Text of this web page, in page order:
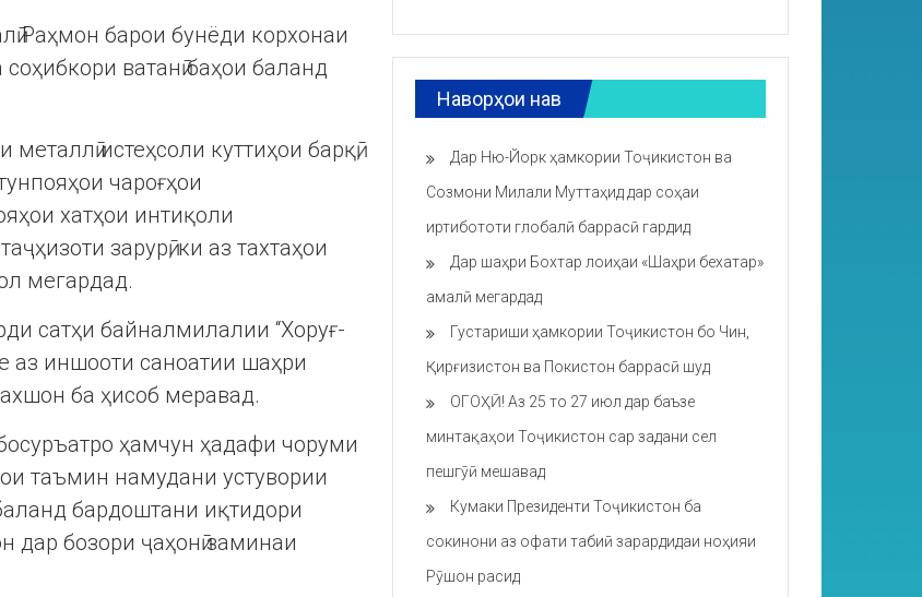
Раҳмон барои бунёди корхонаи
соҳибкори ватанӣ баҳои баланд
истеҳсоли куттиҳои барқӣ,
чароғҳои
хатҳои интиқоли
зарурӣ, ки аз тахтаҳои
мегардад.
сатҳи байналмилалии “Хоруғ-
аз иншооти саноатии шаҳри
ба ҳисоб меравад.
ҳамчун ҳадафи чоруми
таъмин намудани устувории
бардоштани иқтидори
дар бозори ҷаҳонӣ заминаи
Наворҳои нав
Дар Ню-Йорк ҳамкории Тоҷикистон ва
Созмони Милали Муттаҳид дар соҳаи
иртибототи глобалӣ баррасӣ гардид
Дар шаҳри Бохтар лоиҳаи «Шаҳри бехатар»
амалӣ мегардад
Густариши ҳамкории Тоҷикистон бо Чин,
Қирғизистон ва Покистон баррасӣ шуд
ОГОҲӢ! Аз 25 то 27 июл дар баъзе
минтақаҳои Тоҷикистон сар задани сел
пешгӯӣ мешавад
Кумаки Президенти Тоҷикистон ба
сокинони аз офати табиӣ зарардидаи ноҳияи
Рӯшон расид